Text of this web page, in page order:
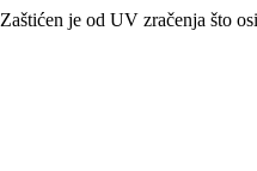
je od UV zračenja što